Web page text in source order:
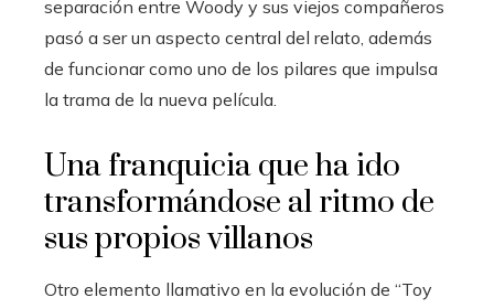
separación entre Woody y sus viejos compañeros
pasó a ser un aspecto central del relato, además
de funcionar como uno de los pilares que impulsa
la trama de la nueva película.
Una franquicia que ha ido
transformándose al ritmo de
sus propios villanos
Otro elemento llamativo en la evolución de “Toy